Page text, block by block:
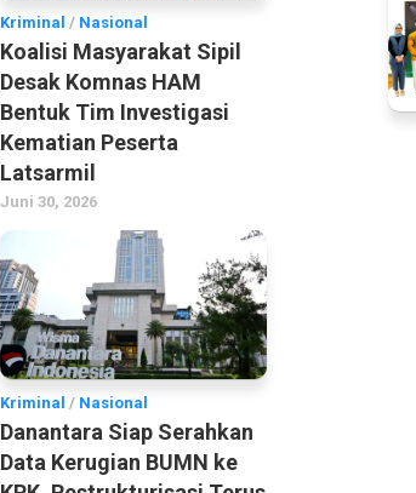
Kriminal / Nasional
Koalisi Masyarakat Sipil
Desak Komnas HAM
Bentuk Tim Investigasi
Kematian Peserta
Latsarmil
Juni 30, 2026
Kriminal / Nasional
Danantara Siap Serahkan
Data Kerugian BUMN ke